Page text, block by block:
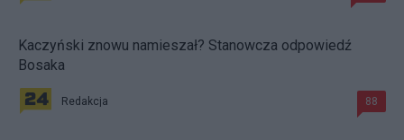
Kaczyński znowu namieszał? Stanowcza odpowiedź
Bosaka
Redakcja 88